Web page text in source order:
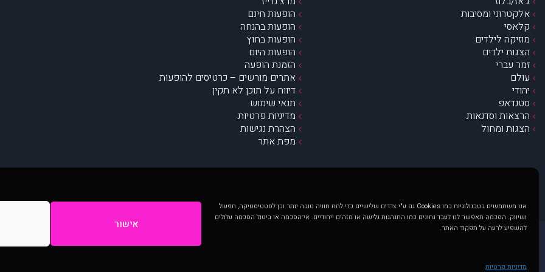
אנו משתמשים בטכנולוגיות כמו Cookies גם ע"י צדדים שלישיים כדי לתת חוויה טובה יותר וכן לסטטיסטיקה, תפעול
ושיווק. הסכמה תאפשר לנו לעבד נתונים כמו התנהגות גלישה או מזהים ייחודיים. אי־הסכמה או ביטול הסכמה עלולים
להשפיע לרעה על תפקוד האתר.
אישור
מדיניות פרטיות
אלקטרוני ומסיבות
קלאסי
מוזיקה לילדים
הצגות ילדים
זמר עברי
עולם
יהודי
סטנדאפ
הרצאות וסדנאות
הצגות ומחול
הופעות חינם
הופעות בהנחה
הופעות בחוץ
הופעות היום
הזמנת הופעה
אתרים מורשים – כרטיסים להופעות
דיווח על תוכן לא תקין
תנאי שימוש
מדיניות פרטיות
הצהרת נגישות
מפת אתר